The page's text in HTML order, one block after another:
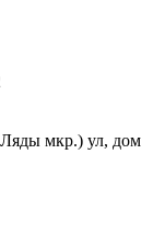
мкр.) ул, дом